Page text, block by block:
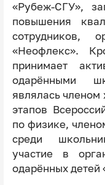
«Рубеж-СГУ»,
повышения
сотрудников,
«Неофлекс».
принимает
одарёнными
являлась членом
этапов
по физике,
среди
участие в
одарённых детей